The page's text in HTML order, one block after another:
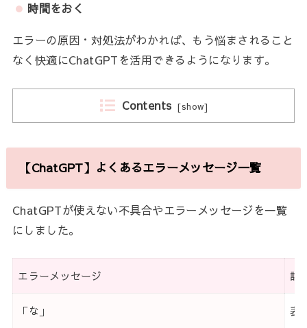
時間をおく
エラーの原因・対処法がわかれば、もう悩まされること
なく快適にChatGPTを活用できるようになります。
Contents [show]
【ChatGPT】よくあるエラーメッセージ一覧
ChatGPTが使えない不具合やエラーメッセージを一覧
にしました。
エラーメッセージ 詳
「な」 表